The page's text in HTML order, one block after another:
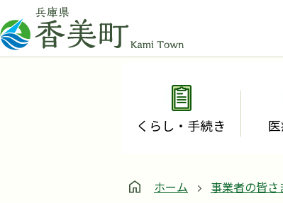
くらし・手続き
ホーム 事業者の皆さ